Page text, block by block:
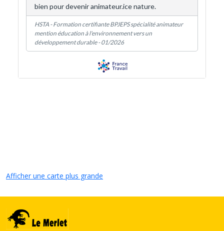
Afficher une carte plus grande